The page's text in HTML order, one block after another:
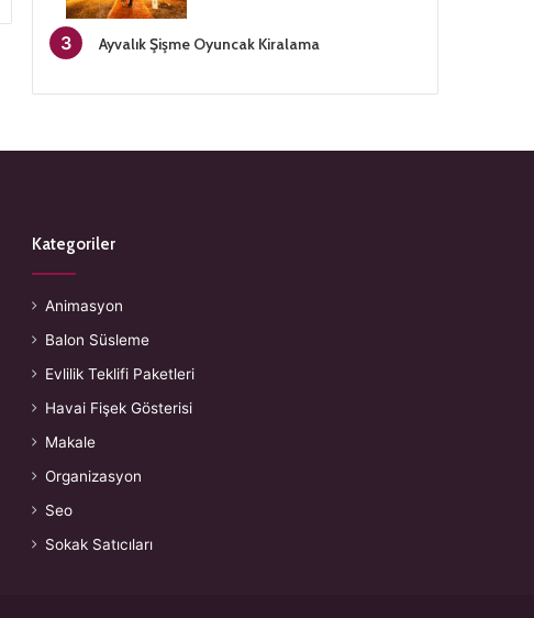
Ayvalık Şişme Oyuncak Kiralama
Kategoriler
Animasyon
Balon Süsleme
Evlilik Teklifi Paketleri
Havai Fişek Gösterisi
Makale
Organizasyon
Seo
Sokak Satıcıları